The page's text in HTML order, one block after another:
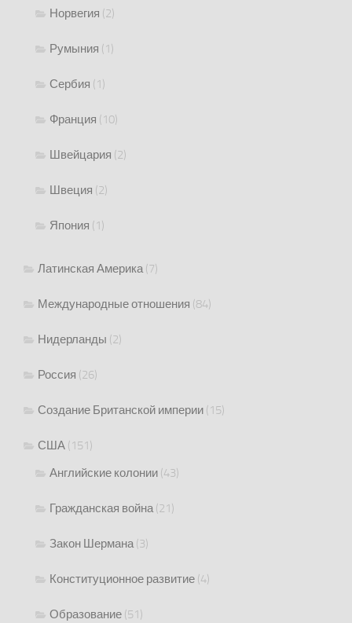
Норвегия (2)
Румыния (1)
Сербия (1)
Франция (10)
Швейцария (2)
Швеция (2)
Япония (1)
Латинская Америка(7)
Международные отношения (84)
Нидерланды (2)
Россия (26)
Создание Британской империи (15)
США (151)
Английские колонии (43)
Гражданская война(21)
Закон Шермана(3)
Конституционное развитие (4)
Образование (51)